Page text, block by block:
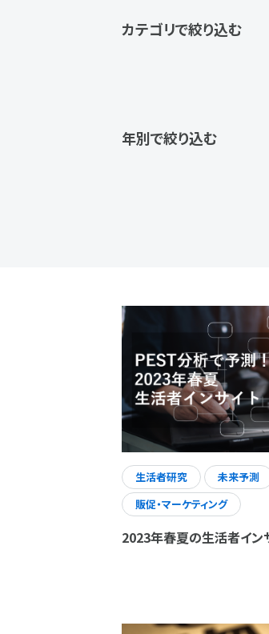
カテゴリで絞り込む
年別で絞り込む
生活者研究
未来予測
販促・マーケティング
2023年春夏の生活者イン